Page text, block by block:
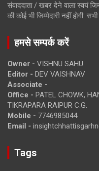
संवाददाता / खबर देने वाला स्वयं
की कोई भी जिम्मेदारी नहीं होगी. सभी
हमसे सम्पर्क करें
Owner - VISHNU SAHU
Editor - DEV VAISHNAV
Associate -
Office - PATEL CHOWK,
TIKRAPARA RAIPUR C.G.
Mobile - 7746985044
Email -
Tags